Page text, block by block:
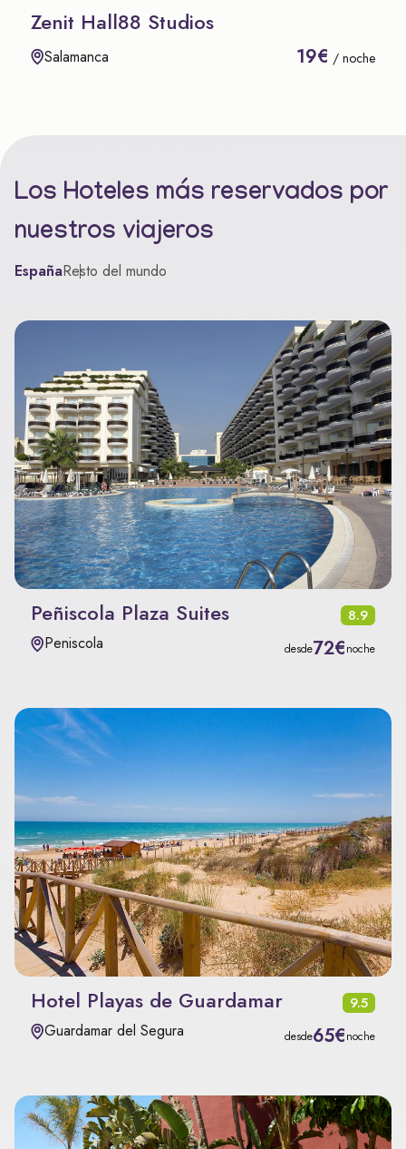
Zenit Hall88 Studios
Salamanca 19€ / noche
Los Hoteles más reservados por
nuestros viajeros
EspañaResto del mundo
Peñiscola Plaza Suites 8.9
Peniscola desde72€noche
Hotel Playas de Guardamar 9.5
Guardamar del Segura desde65€noche